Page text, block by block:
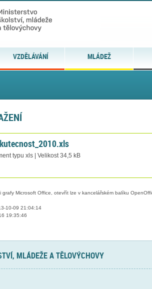
VZDĚLÁVÁNÍ MLÁDEŽ
typu xls | Velikost 34,5 kB
Microsoft Office, otevřít lze v kancelářském balíku
10-09 21:04:14
19:35:46
MLÁDEŽE A TĚLOVÝCHOVY